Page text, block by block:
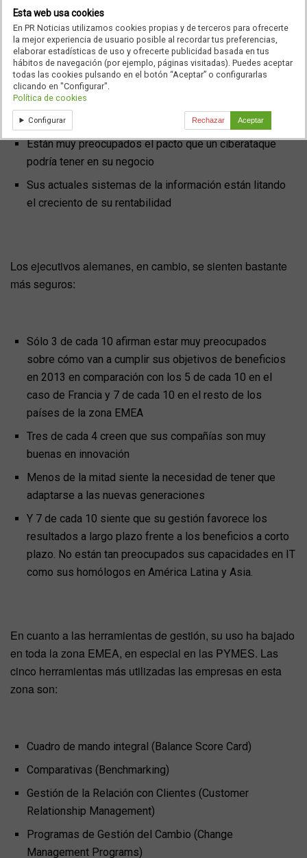
generaciones de los más jóvenes les está forzando a
cambiar su cultura y los procesos en el trabajo
El exceso de complejidad está aumentando sus costes
y lastrando su creciento
El insuficiente conociento sobre el consumidor está
dañando su rendiento
Están muy preocupados el pacto que un ciberataque
podría tener en su negocio
Sus actuales sistemas de la información están litando
el creciento de su rentabilidad
Los ejecutivos alemanes, en cambio, se sienten bastante
más seguros:
Sólo 3 de cada 10 afirman estar muy preocupados
sobre cómo van a cumplir sus objetivos de beneficios
en 2013 en comparación con los 5 de cada 10 en el
caso de Francia y 7 de cada 10 en el resto de los
países de la zona EMEA
Tres de cada 4 creen que sus compañías son muy
buenas en innovación
Menos de la mitad siente la necesidad de tener que
adaptarse a las nuevas generaciones
Y 7 de cada 10 siente que su gestión favorece los
resultados a largo plazo frente a los beneficios a corto
plazo. No están tan preocupados sus capacidades en IT
como sus homólogos en América Latina y Asia.
En cuanto a las herramientas de gestión, su uso ha bajado
en toda la zona EMEA, en especial en las PYMES. Las
cinco herramientas más utilizadas las empresas en esta
zona son:
Cuadro de mando integral (Balance Score Card)
Comparativas (Benchmarking)
Gestión de la Relación con Clientes (Customer
Relationship Management)
Programas de Gestión del Cambio (Change
Management Programs)
Esta web usa cookies
En PR Noticias utilizamos cookies propias y de terceros para ofrecerte
la mejor experiencia de usuario posible al recordar tus preferencias,
elaborar estadísticas de uso y ofrecerte publicidad basada en tus
hábitos de navegación (por ejemplo, páginas visitadas). Puedes aceptar
todas las cookies pulsando en el botón “Aceptar” o configurarlas
clicando en "Configurar".
Política de cookies
Configurar Rechazar Aceptar